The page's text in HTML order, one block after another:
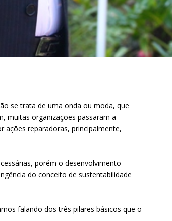
se trata de uma onda ou moda, que
muitas organizações passaram a
ações reparadoras, principalmente,
porém o desenvolvimento
do conceito de sustentabilidade
falando dos três pilares básicos que o